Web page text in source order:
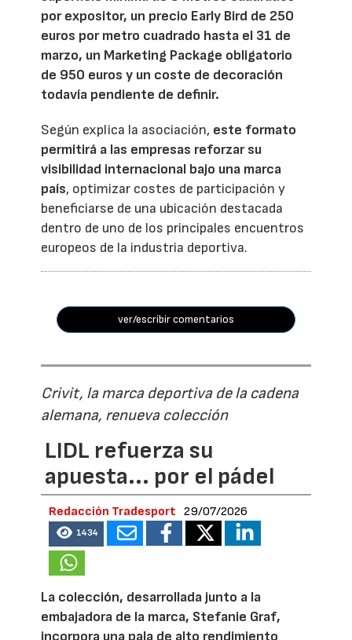
por expositor, un precio Early Bird de 250
euros por metro cuadrado hasta el 31 de
marzo, un Marketing Package obligatorio
de 950 euros y un coste de decoración
todavía pendiente de definir.
Según explica la asociación, este formato
permitirá a las empresas reforzar su
visibilidad internacional bajo una marca
país, optimizar costes de participación y
beneficiarse de una ubicación destacada
dentro de uno de los principales encuentros
europeos de la industria deportiva.
ver/escribir comentarios
Crivit, la marca deportiva de la cadena
alemana, renueva colección
LIDL refuerza su
apuesta... por el pádel
Redacción Tradesport 29/07/2026
1434
La colección, desarrollada junto a la
embajadora de la marca, Stefanie Graf,
incorpora una pala de alto rendimiento